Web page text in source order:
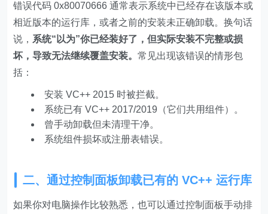
错误代码 0x80070666 通常表示系统中已经存在该版本或
相近版本的运行库，或者之前的安装未正确卸载。换句话
说， 系统“以为”你已经装好了，但实际安装不完整或损
坏，导致无法继续覆盖安装。常见出现该错误的情形包
括：
安装 VC++ 2015 时被拦截。
系统已有 VC++ 2017/2019（它们共用组件）。
曾手动卸载但未清理干净。
系统组件损坏或注册表错误。
二、通过控制面板卸载已有的 VC++ 运行库
如果你对电脑操作比较熟悉，也可以通过控制面板手动排